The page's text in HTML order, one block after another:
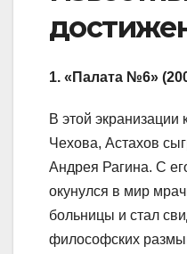
1. «Палата №6»
В этой экранизации
Чехова, Астахов
Андрея Рагина. С
окунулся в мир
больницы и стал
философских